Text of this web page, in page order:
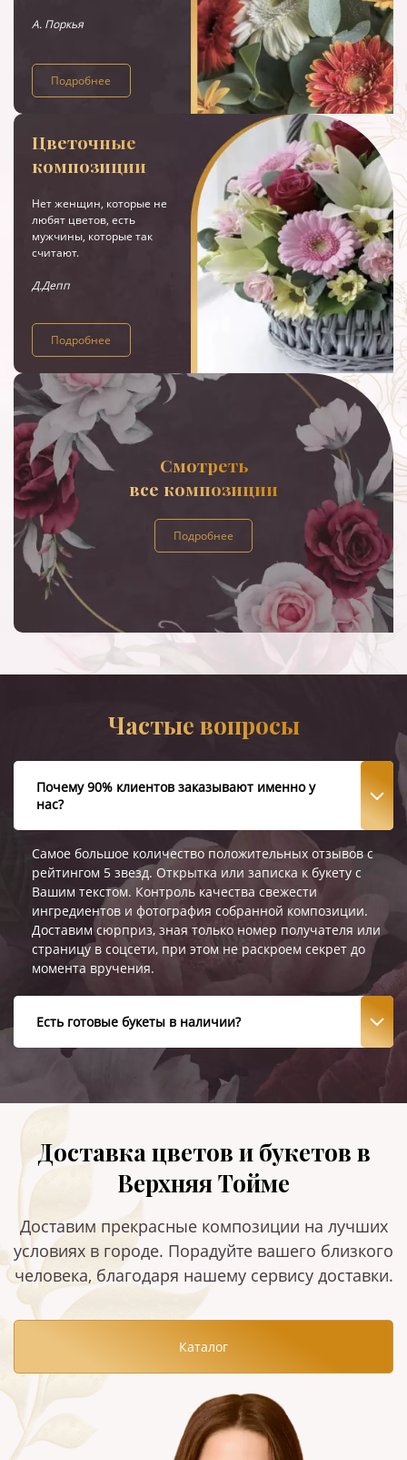
А. Поркья
Подробнее
Цветочные
композиции
Нет женщин, которые не
любят цветов, есть
мужчины, которые так
считают.
Д.Депп
Подробнее
Смотреть
все композиции
Подробнее
Частые вопросы
Почему 90% клиентов заказывают именно у
нас?
Самое большое количество положительных отзывов с
рейтингом 5 звезд. Открытка или записка к букету с
Вашим текстом. Контроль качества свежести
ингредиентов и фотография собранной композиции.
Доставим сюрприз, зная только номер получателя или
страницу в соцсети, при этом не раскроем секрет до
момента вручения.
Есть готовые букеты в наличии?
Доставка цветов и букетов в
Верхняя Тойме
Доставим прекрасные композиции на лучших
условиях в городе. Порадуйте вашего близкого
человека, благодаря нашему сервису доставки.
Каталог